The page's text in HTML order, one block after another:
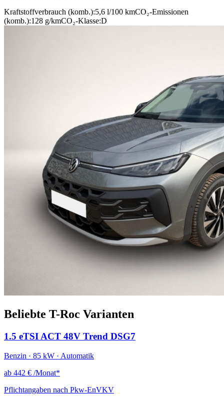
Kraftstoffverbrauch (komb.):5,6 l/100 kmCO₂-Emissionen
(komb.):128 g/kmCO₂-Klasse:D
Beliebte T-Roc Varianten
1.5 eTSI ACT 48V Trend DSG7
Benzin · 85 kW · Automatik
ab 442 € /Monat*
Pflichtangaben nach Pkw-EnVKV